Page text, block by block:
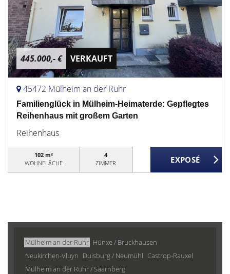
445.000,- € VERKAUFT
45472 Mülheim an der Ruhr
Familienglück in Mülheim-Heimaterde: Gepflegtes
Reihenhaus mit großem Garten
Reihenhaus
102 m²
WOHNFLÄCHE
4
ZIMMER
Mülheim an der Ruhr Hünxe / Bruckhausen
Neukirchen-Vluyn Duisburg / Neumühl Castrop-Rauxel
Mülheim an der Ruhr / Saarnberg